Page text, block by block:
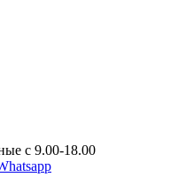
с 9.00-18.00